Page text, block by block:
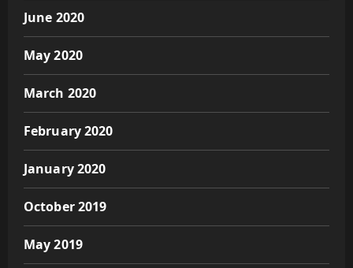
June 2020
May 2020
March 2020
February 2020
January 2020
October 2019
May 2019